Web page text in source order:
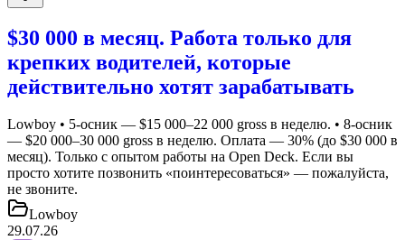
$30 000 в месяц. Работа только для
крепких водителей, которые
действительно хотят зарабатывать
Lowboy • 5-осник — $15 000–22 000 gross в неделю. • 8-осник
— $20 000–30 000 gross в неделю. Оплата — 30% (до $30 000 в
месяц). Только с опытом работы на Open Deck. Если вы
просто хотите позвонить «поинтересоваться» — пожалуйста,
не звоните.
Lowboy
29.07.26